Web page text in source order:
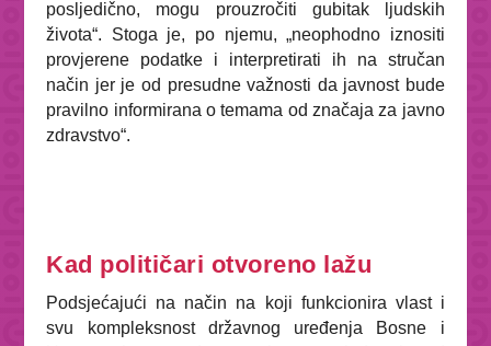
posljedično, mogu prouzročiti gubitak ljudskih
života“. Stoga je, po njemu, „neophodno iznositi
provjerene podatke i interpretirati ih na stručan
način jer je od presudne važnosti da javnost bude
pravilno informirana o temama od značaja za javno
zdravstvo“.
Kad političari otvoreno lažu
Podsjećajući na način na koji funkcionira vlast i
svu kompleksnost državnog uređenja Bosne i